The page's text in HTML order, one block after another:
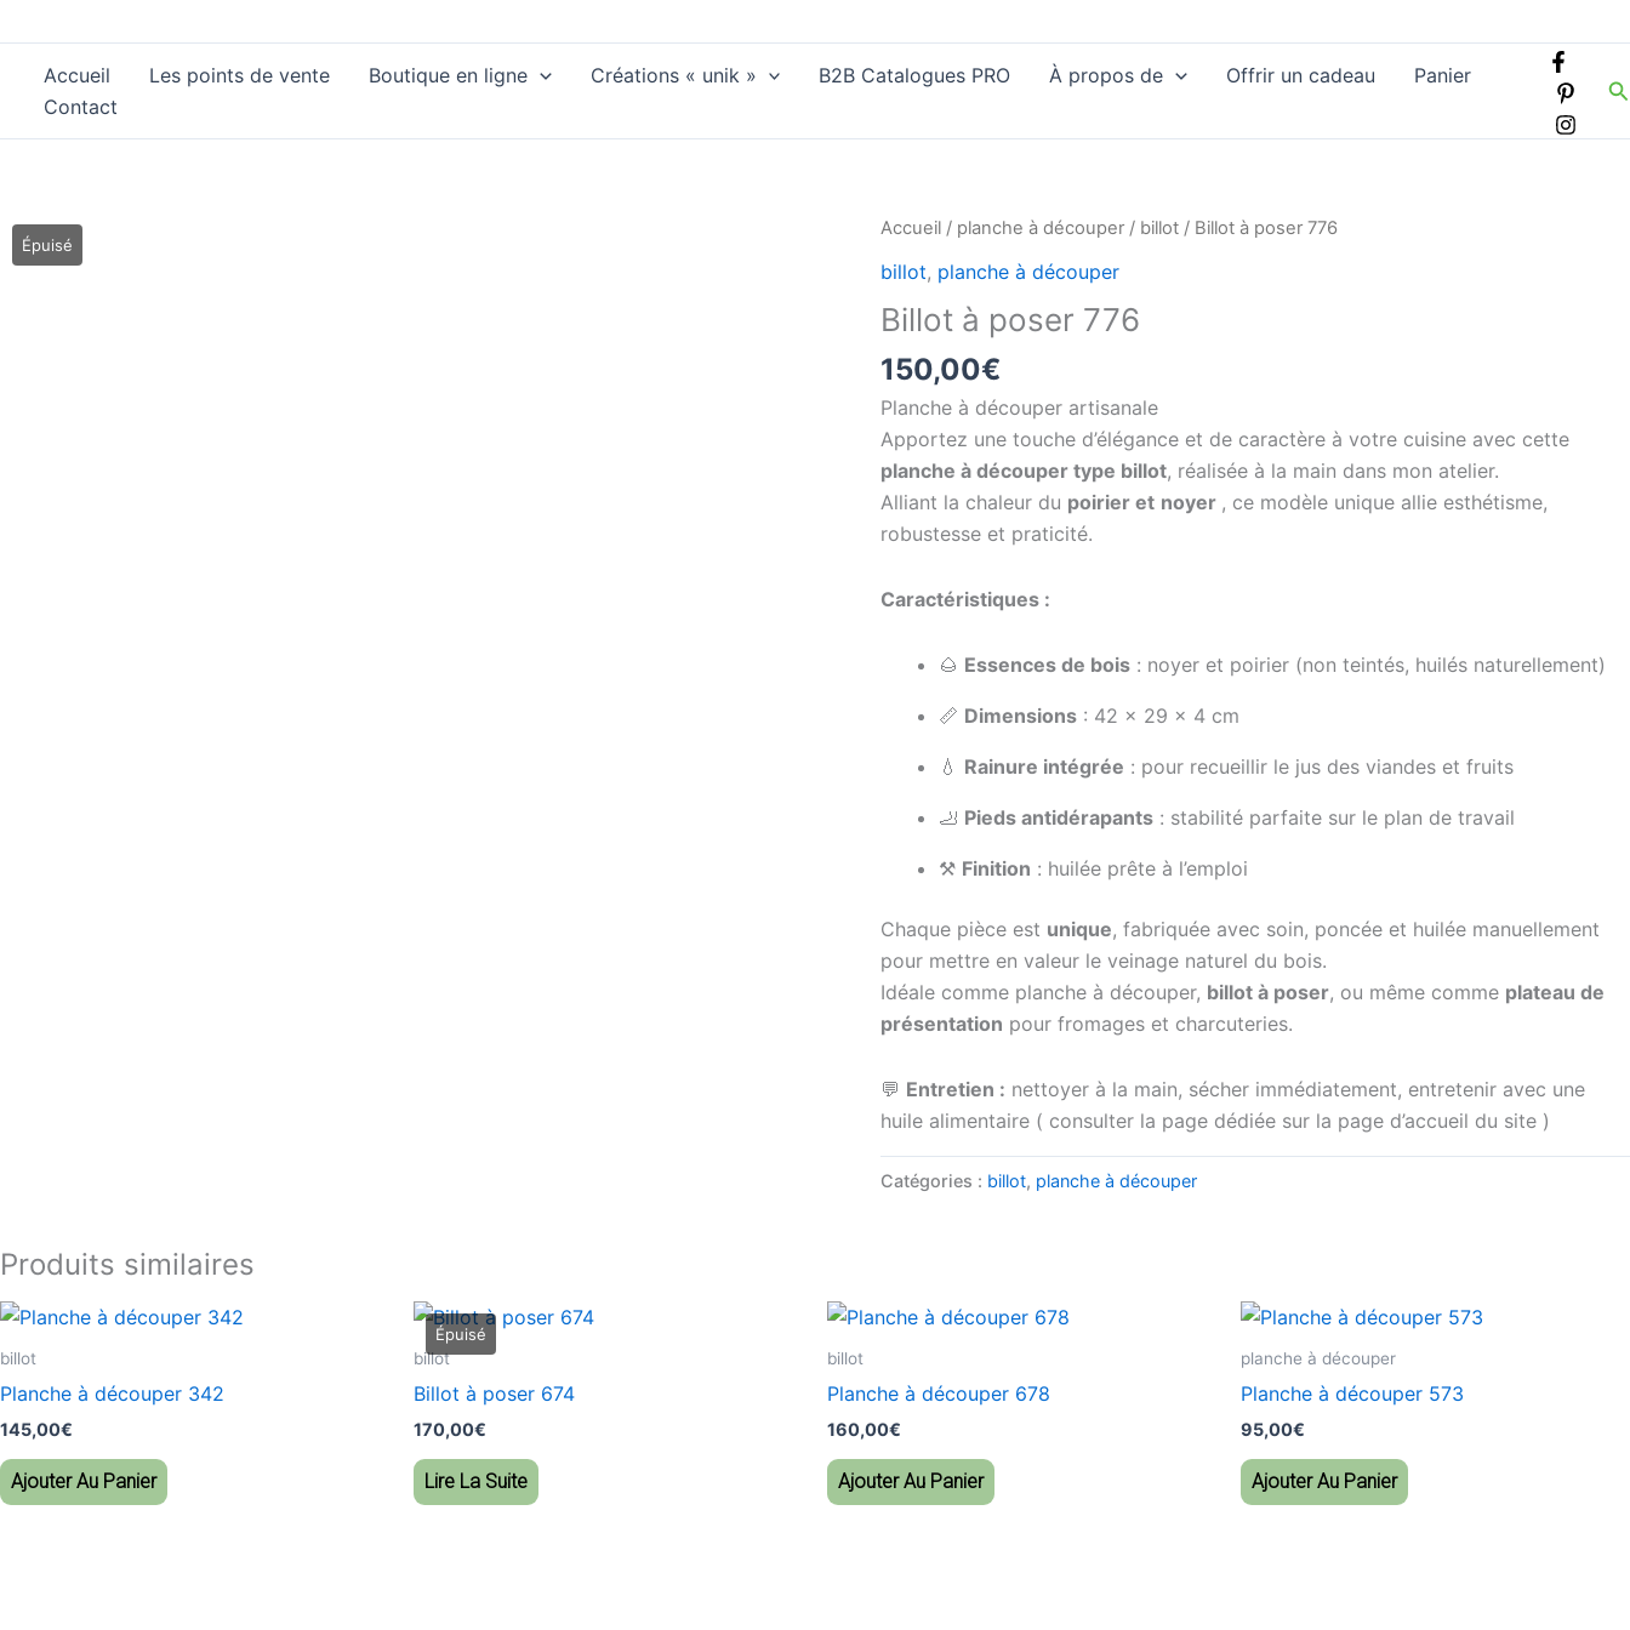
au
contenuAccueil Les points de vente Boutique en ligne Créations « unik » B2B Catalogues PRO À propos de Offrir un cadeau
Panier
Contact
Accueil/ planche à découper/ billot/ Billot à poser 776
billot, planche à découper
Billot à poser 776
150,00€
Planche à découper artisanale
Apportez une touche d’élégance et de caractère à votre cuisine avec cette
planche à découper type billot, réalisée à la main dans mon atelier.
Alliant la chaleur du poirier et noyer , ce modèle unique allie esthétisme,
robustesse et praticité.
Caractéristiques :
🌰 Essences de bois: noyer et poirier (non teintés, huilés naturellement)
📏 Dimensions: 42 × 29 × 4 cm
💧 Rainure intégrée : pour recueillir le jus des viandes et fruits
🦶 Pieds antidérapants: stabilité parfaite sur le plan de travail
⚒️ Finition : huilée prête à l’emploi
Chaque pièce est unique, fabriquée avec soin, poncée et huilée manuellement
pour mettre en valeur le veinage naturel du bois.
Idéale comme planche à découper, billot à poser, ou même comme plateau de
présentation pour fromages et charcuteries.
💬 Entretien : nettoyer à la main, sécher immédiatement, entretenir avec une
huile alimentaire ( consulter la page dédiée sur la page d’accueil du site )
Catégories : billot, planche à découper
Produits similaires
billot
Planche à découper 342
145,00€
Ajouter Au Panier
billot
Billot à poser 674
170,00€
Lire La Suite
billot
Planche à découper 678
160,00€
Ajouter Au Panier
planche à découper
Planche à découper 573
95,00€
Ajouter Au Panier